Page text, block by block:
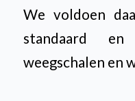
We voldoen
standaard
weegschalen en